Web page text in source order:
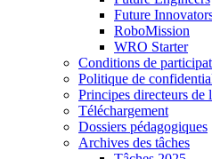
Future
RoboMission
WRO Starter
Conditions de
Politique de
Principes directeurs de
Téléchargement
Dossiers pédagogiques
Archives des tâches